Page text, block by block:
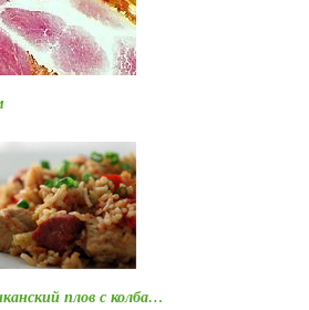
плов с колба…